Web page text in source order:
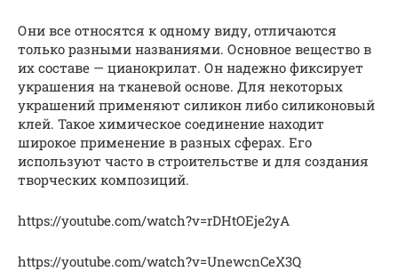
Они все относятся к одному виду, отличаются
только разными названиями. Основное вещество в
их составе — цианокрилат. Он надежно фиксирует
украшения на тканевой основе. Для некоторых
украшений применяют силикон либо силиконовый
клей. Такое химическое соединение находит
широкое применение в разных сферах. Его
используют часто в строительстве и для создания
творческих композиций.
https://youtube.com/watch?v=rDHtOEje2yA
https://youtube.com/watch?v=UnewcnCeX3Q